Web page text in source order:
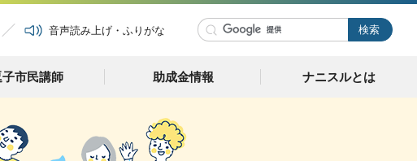
音声読み上げ・ふりがな
子市民講師 助成金情報 ナニスルとは